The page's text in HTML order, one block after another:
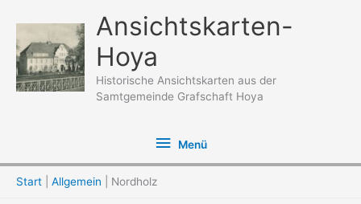
springen
Ansichtskarten-
Hoya
Historische Ansichtskarten aus der
Samtgemeinde Grafschaft Hoya
Menü
Menü
Start Allgemein Nordholz